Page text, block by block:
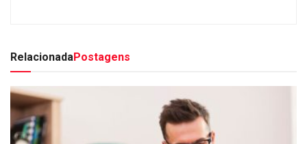
RelacionadaPostagens